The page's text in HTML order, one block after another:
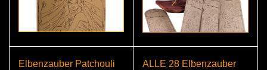
Elbenzauber Patchouli
ALLE 28 Elbenzauber